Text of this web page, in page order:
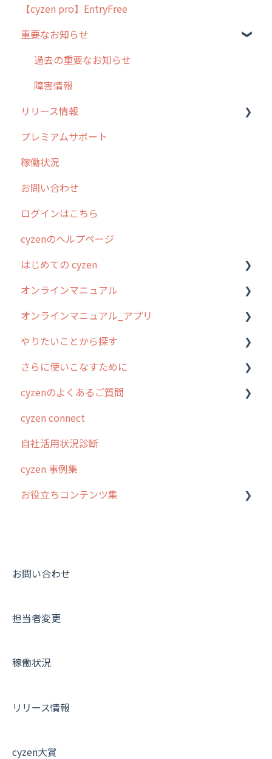
よくある質問
ラウンダー
メンテナンス
外廻り営業
清掃
不動産
【cyzen pro】EntryFree
重要なお知らせ
過去の重要なお知らせ
障害情報
リリース情報
リリース
2026年のリリース情報
2025年のリリース情報
2024年のリリース情報
2023年のリリース情報
過去のリリース
2019年までのリリース情報
お客様の声を実現しました
プレミアムサポート
稼働状況
お問い合わせ
ログインはこちら
cyzenのヘルプページ
はじめての cyzen
0. はじめてのcyzenの使い方
1. cyzenについて知ろう
2. 主要機能の概要
3. cyzenの位置情報取得について
4. cyzen利用前の準備：システム管理者編
5. 基本的な使い方：システム管理者編
6. 基本的な使い方：ユーザー編
7. 初心者向けよくある質問集
8. 用語集
【業界業種別】cyzen設定方法
オンラインマニュアル
管理サイトの使い始め
ユーザー・グループ管理
行動管理
予定管理
スポット
ステータス・主観
報告書・行動種別
勤怠管理
帳票出力
商品
オンラインマニュアル_アプリ
アプリの使い始め
ホーム画面
スポット
報告閲覧
予定
日報
履歴
パフォーマンス
お知らせ
やりたいことから探す
行動管理
勤怠管理
予定管理
スポット
ステータス・主観
報告書・行動種別
活動通知
商品
さらに使いこなすために
はじめに
スポット・ステータス関連オプション
交通費自動計算
安全走行支援
写真管理・高画質化
その他オプション
契約・その他
cyzenのよくあるご質問
ログインについて
グループ・ユーザーについて
GPS・位置情報 について
ルート自動記録 について
報告書について
メンバー画面について
その他よくある質問
cyzen connect
自社活用状況診断
cyzen 事例集
お役立ちコンテンツ集
動画集：共通
お問い合わせ
担当者変更
稼働状況
リリース情報
cyzen大賞